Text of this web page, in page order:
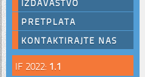
IZDAVAŠTVO
PRETPLATA
KONTAKTIRAJTE NAS
IF 2022: 1.1